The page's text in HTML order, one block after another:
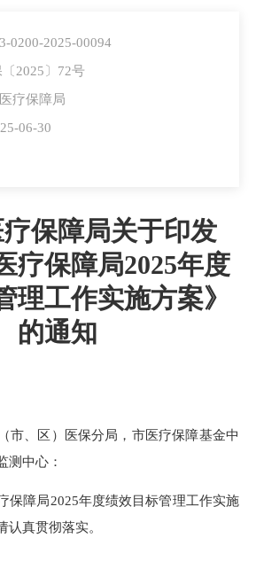
0200-2025-00094
2025〕72号
疗保障局
06-30
保障局关于印发
疗保障局2025年度
理工作实施方案》
的通知
市、区）医保分局，市医疗保障基金中
测中心：
障局2025年度绩效目标管理工作实施
认真贯彻落实。